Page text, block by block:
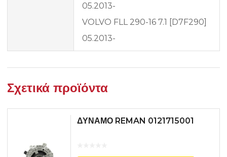
05.2013-
VOLVO FLL 290-16 7.1 [D7F290]
05.2013-
Σχετικά προϊόντα
ΔΥΝΑΜΟ REMAN 0121715001